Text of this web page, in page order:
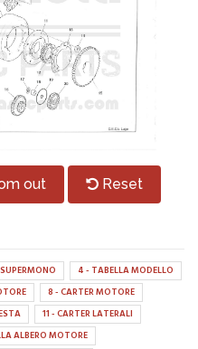
out Reset
4 - TABELLA MODELLO
8 - CARTER MOTORE
11 - CARTER LATERALI
ALBERO MOTORE